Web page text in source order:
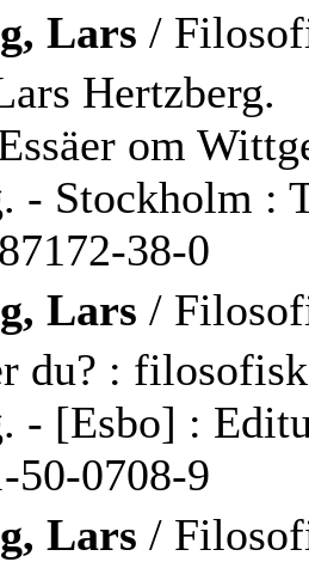
Lars /
Hertzberg.
om
- Stockholm :
38-0
Lars /
du? :
- [Esbo] :
50-0708-9
Lars /